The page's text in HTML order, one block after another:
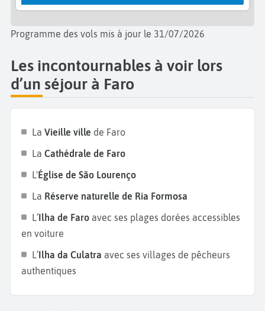
dégustant un délicieux « arroz de lingueirão »
composé de riz, de couteaux, de coriandre et d’huile
d’olive.
Programme des vols mis à jour le 31/07/2026
Les incontournables à voir lors
d’un séjour à Faro
La Vieille ville de Faro
La Cathédrale de Faro
L'Église de São Lourenço
La Réserve naturelle de Ria Formosa
L’Ilha de Faro avec ses plages dorées accessibles
en voiture
L’Ilha da Culatra avec ses villages de pêcheurs
authentiques